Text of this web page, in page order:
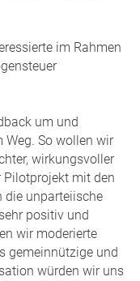
im Rahmen
um und
Weg. So wollen wir
wirkungsvoller
Pilotprojekt mit den
die unparteiische
positiv und
wir moderierte
gemeinnützige und
würden wir uns